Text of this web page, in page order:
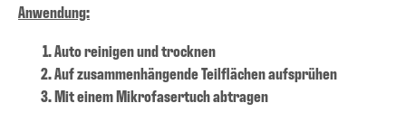
Anwendung:
Auto reinigen und trocknen
Auf zusammenhängende Teilflächen aufsprühen
Mit einem Mikrofasertuch abtragen